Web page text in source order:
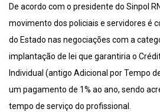
De acordo com o presidente do Sinpol
movimento dos policiais e servidores é
do Estado nas negociações com a
implantação de lei que garantiria o
Individual (antigo Adicional por Tempo
um pagamento de 1% ao ano, sendo
tempo de serviço do profissional.